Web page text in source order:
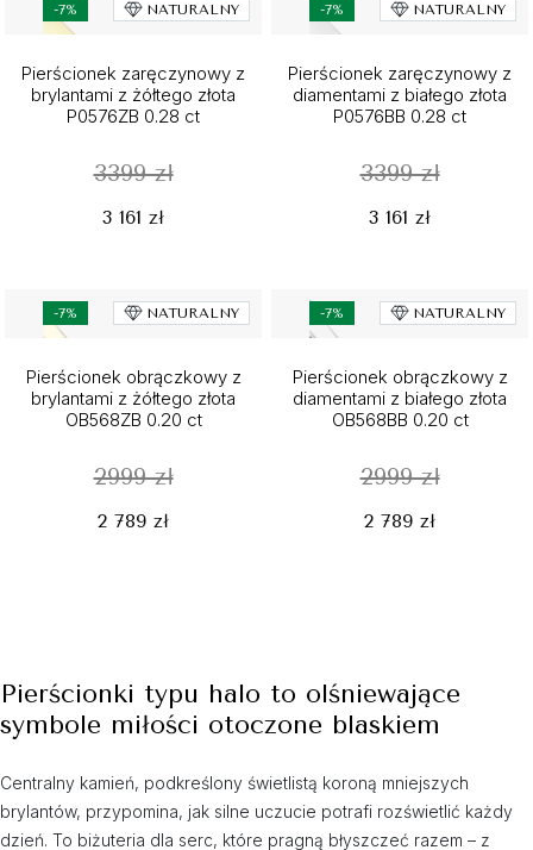
-7% NATURALNY
Pierścionek zaręczynowy z
brylantami z żółtego złota
P0576ZB 0.28 ct
3399 zł
3 161 zł
-7% NATURALNY
Pierścionek zaręczynowy z
diamentami z białego złota
P0576BB 0.28 ct
3399 zł
3 161 zł
-7% NATURALNY
Pierścionek obrączkowy z
brylantami z żółtego złota
OB568ZB 0.20 ct
2999 zł
2 789 zł
-7% NATURALNY
Pierścionek obrączkowy z
diamentami z białego złota
OB568BB 0.20 ct
2999 zł
2 789 zł
Pierścionki typu halo to olśniewające
symbole miłości otoczone blaskiem
Centralny kamień, podkreślony świetlistą koroną mniejszych
brylantów, przypomina, jak silne uczucie potrafi rozświetlić każdy
dzień. To biżuteria dla serc, które pragną błyszczeć razem – z